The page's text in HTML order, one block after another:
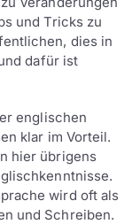
und Tricks zu
dies in
dafür ist
englischen
klar im Vorteil.
hier übrigens
wird oft als
und Schreiben.